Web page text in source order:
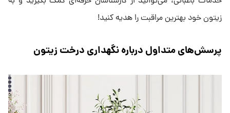
زیتون خود بهترین مراقبت را هدیه کنید!
پرسش‌های متداول درباره نگهداری درخت زیتون